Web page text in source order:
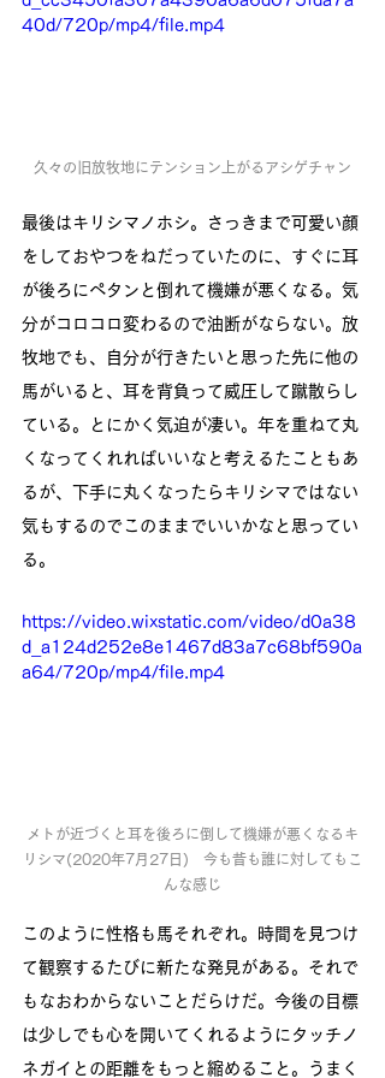
40d/720p/mp4/file.mp4
久々の旧放牧地にテンション上がるアシゲチャン
最後はキリシマノホシ。さっきまで可愛い顔
をしておやつをねだっていたのに、すぐに耳
が後ろにペタンと倒れて機嫌が悪くなる。気
分がコロコロ変わるので油断がならない。放
牧地でも、自分が行きたいと思った先に他の
馬がいると、耳を背負って威圧して蹴散らし
ている。とにかく気迫が凄い。年を重ねて丸
くなってくれればいいなと考えるたこともあ
るが、下手に丸くなったらキリシマではない
気もするのでこのままでいいかなと思ってい
る。
https://video.wixstatic.com/video/d0a38
d_a124d252e8e1467d83a7c68bf590a
a64/720p/mp4/file.mp4
メトが近づくと耳を後ろに倒して機嫌が悪くなるキ
リシマ(2020年7月27日)　今も昔も誰に対してもこ
んな感じ
このように性格も馬それぞれ。時間を見つけ
て観察するたびに新たな発見がある。それで
もなおわからないことだらけだ。今後の目標
は少しでも心を開いてくれるようにタッチノ
ネガイとの距離をもっと縮めること。うまく